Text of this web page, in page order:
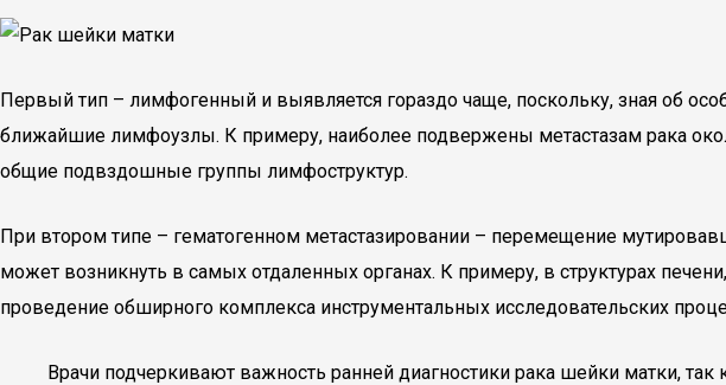
Первый тип – лимфогенный и выявляется гораздо чаще, поскольку, зная об
ближайшие лимфоузлы. К примеру, наиболее подвержены метастазам рака
общие подвздошные группы лимфоструктур.
При втором типе – гематогенном метастазировании – перемещение
может возникнуть в самых отдаленных органах. К примеру, в структурах
проведение обширного комплекса инструментальных исследовательских
Врачи подчеркивают важность ранней диагностики рака шейки матки,